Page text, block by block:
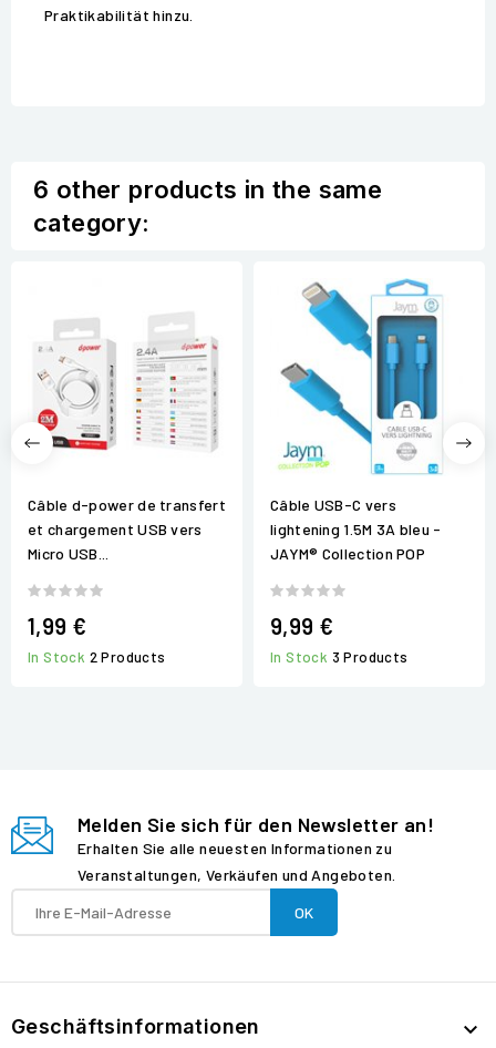
Praktikabilität hinzu.
6 other products in the same
category:
Câble d-power de transfert
et chargement USB vers
Micro USB...
1,99 €
In Stock 2 Products
Câble USB-C vers
lightening 1.5M 3A bleu -
JAYM® Collection POP
9,99 €
In Stock 3 Products
Melden Sie sich für den Newsletter an!
Erhalten Sie alle neuesten Informationen zu
Veranstaltungen, Verkäufen und Angeboten.
Geschäftsinformationen 